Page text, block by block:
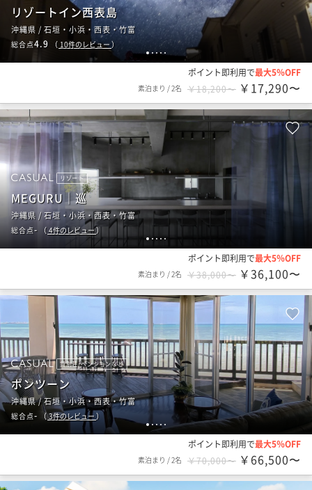
12345
リゾートイン西表島
沖縄県 / 石垣・小浜・西表・竹富
総合点4.9 （ 10件のレビュー）
ポイント即利用で最大5％OFF
素泊まり /2名 ￥18,200〜 ￥17,290〜
1 23 4 5
リゾート
MEGURU｜巡
沖縄県 / 石垣・小浜・西表・竹富
総合点- （ 4件のレビュー）
ポイント即利用で最大5％OFF
素泊まり /2名 ￥38,000〜 ￥36,100〜
1234 5
貸別荘/ペンションなど
ポンツーン
沖縄県 / 石垣・小浜・西表・竹富
総合点- （3件のレビュー）
ポイント即利用で最大5％OFF
素泊まり /2名 ￥70,000〜 ￥66,500〜